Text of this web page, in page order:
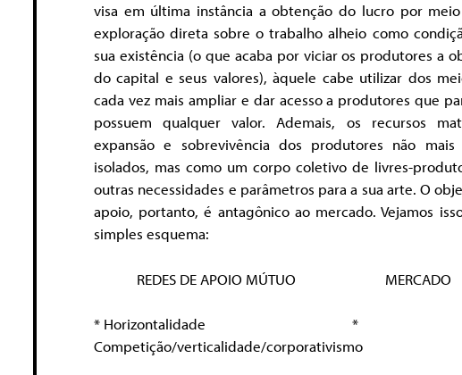
visa em última instância a obtenção do lucro por
exploração direta sobre o trabalho alheio como
sua existência (o que acaba por viciar os produtores a
do capital e seus valores), àquele cabe utilizar dos
cada vez mais ampliar e dar acesso a produtores que
possuem qualquer valor. Ademais, os recursos
expansão e sobrevivência dos produtores não mais
isolados, mas como um corpo coletivo de livres-
outras necessidades e parâmetros para a sua arte. O
apoio, portanto, é antagônico ao mercado. Vejamos
simples esquema:
REDES DE APOIO MÚTUO MERCADO
* Horizontalidade *
Competição/verticalidade/corporativismo